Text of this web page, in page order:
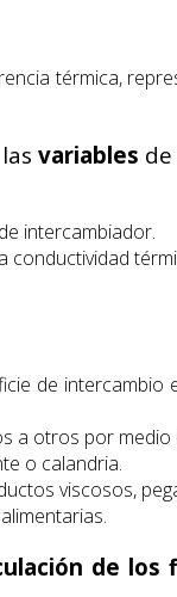
térmica,
las variables
intercambiador.
de intercambio
a otros por medio
o calandria.
viscosos,
de los